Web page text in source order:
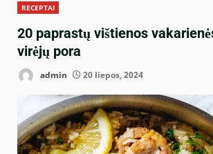
RECEPTAI
20 paprastų vištienos
virėjų pora
admin 20 liepos, 2024